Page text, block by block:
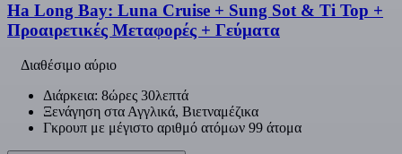
Ha Long Bay: Luna Cruise + Sung Sot & Ti Top +
Προαιρετικές Μεταφορές + Γεύματα
Διαθέσιμο αύριο
Διάρκεια: 8ώρες 30λεπτά
Ξενάγηση στα Αγγλικά, Βιετναμέζικα
Γκρουπ με μέγιστο αριθμό ατόμων 99 άτομα